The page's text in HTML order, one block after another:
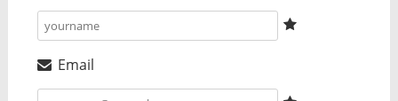
Email